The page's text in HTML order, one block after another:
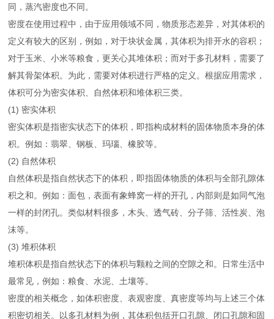
同，蒸汽密度也不同。
密度在使用过程中，由于应用领域不同，物质形态差异，对其体积的
定义有较大的区别，例如，对于块状金属，其体积为排开水的容积；
对于玉米、小米等粮食，更关心其堆体积；而对于多孔材料，需要了
解其骨架体积。为此，需要对体积进行严格的定义。根据应用需求，
体积可分为密实体积、自然体积和堆体积三类。
(1) 密实体积
密实体积是指密实状态下的体积，即指构成材料的固体物质本身的体
积。例如：翡翠、钢板、玛瑙、橡胶等。
(2) 自然体积
自然体积是指自然状态下的体积，即指固体物质的体积与全部孔隙体
积之和。例如：面包，表面有象蜂窝一样的开孔，内部则是如同气泡
一样的封闭孔。类似材料很多，木头、透气砖、分子筛、活性炭、泡
沫等。
(3) 堆积体积
堆积体积是指自然状态下的体积与颗粒之间的空隙之和。日常生活中
最常见，例如：粮食、水泥、土壤等。
密度的相关概念，如体积密度、表观密度、真密度等均与上述三个体
积密切相关。以多孔材料为例，其体积包括开口孔隙、闭口孔隙和固